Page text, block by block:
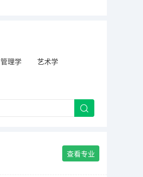
管理学 艺术学
查看专业